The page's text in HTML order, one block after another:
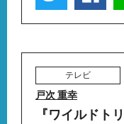
テレビ
戸次 重幸
『ワイルドト